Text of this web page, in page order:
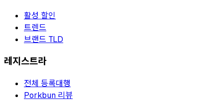
활성 할인
트렌드
브랜드 TLD
레지스트라
전체 등록대행
Porkbun 리뷰